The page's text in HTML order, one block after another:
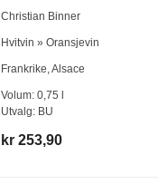
Christian Binner
Hvitvin » Oransjevin
Frankrike,Alsace
Volum: 0,75 l
Utvalg: BU
kr 253,90